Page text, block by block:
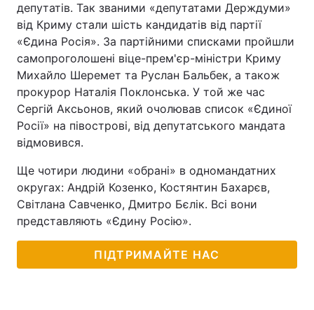
депутатів. Так званими «депутатами Держдуми»
від Криму стали шість кандидатів від партії
«Єдина Росія». За партійними списками пройшли
самопроголошені віце-прем'єр-міністри Криму
Михайло Шеремет та Руслан Бальбек, а також
прокурор Наталія Поклонська. У той же час
Сергій Аксьонов, який очолював список «Єдиної
Росії» на півострові, від депутатського мандата
відмовився.
Ще чотири людини «обрані» в одномандатних
округах: Андрій Козенко, Костянтин Бахарєв,
Світлана Савченко, Дмитро Бєлік. Всі вони
представляють «Єдину Росію».
ПІДТРИМАЙТЕ НАС